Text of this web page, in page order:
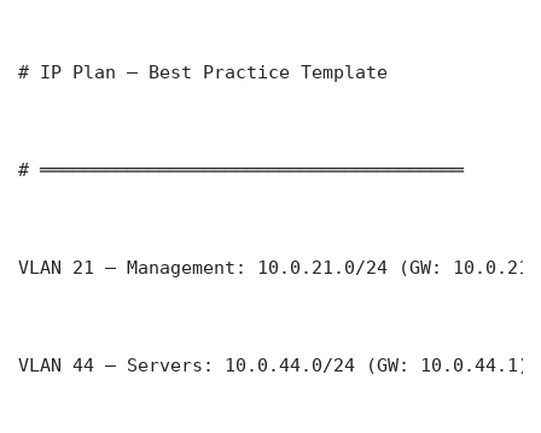
# IP Plan — Best Practice Template
# ═══════════════════════════════════════
VLAN 21 — Management: 10.0.21.0/24 (GW:
VLAN 44 — Servers: 10.0.44.0/24 (GW: 10.0.44.1)